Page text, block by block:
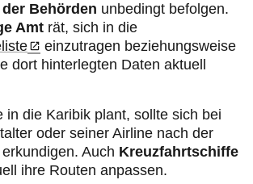
Behörden unbedingt befolgen.
Amt rät, sich in die
einzutragen beziehungsweise
dort hinterlegten Daten aktuell
in die Karibik plant, sollte sich bei
oder seiner Airline nach der
Auch Kreuzfahrtschiffe
ihre Routen anpassen.